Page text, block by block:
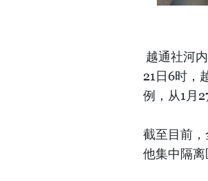
越通社河
21日6时，
例，从1月
截至目前
他集中隔离